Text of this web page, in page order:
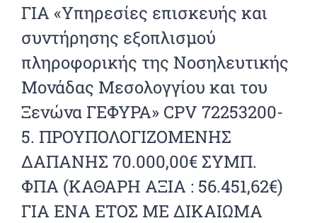
ΓΙΑ «Υπηρεσίες επισκευής και
συντήρησης εξοπλισμού
πληροφορικής της Νοσηλευτικής
Μονάδας Μεσολογγίου και του
Ξενώνα ΓΕΦΥΡΑ» CPV 72253200-
5. ΠΡΟΥΠΟΛΟΓΙΖΟΜΕΝΗΣ
ΔΑΠΑΝΗΣ 70.000,00€ ΣΥΜΠ.
ΦΠΑ (ΚΑΘΑΡΗ ΑΞΙΑ : 56.451,62€)
ΓΙΑ ΕΝΑ ΕΤΟΣ ΜΕ ΔΙΚΑΙΩΜΑ